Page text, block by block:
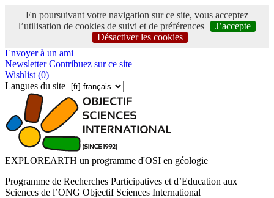
En poursuivant votre navigation sur ce site, vous acceptez
l’utilisation de cookies de suivi et de préférences
J’accepte
Désactiver les cookies
Envoyer à un ami
NewsletterContribuez sur ce site
Wishlist (0)
Langues du site
EXPLOREARTH un programme d'OSI en géologie
Programme de Recherches Participatives et d’Education aux
Sciences de l’ONG Objectif Sciences International